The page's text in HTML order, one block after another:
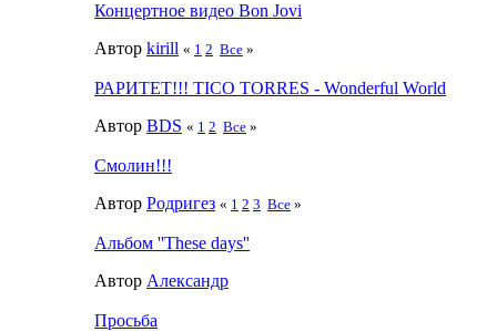
Концертное видео Bon Jovi
Автор kirill « 1 2 Все »
РАРИТЕТ!!! TICO TORRES - Wonderful World
Автор BDS « 1 2 Все »
Смолин!!!
Автор Родригез « 1 2 3 Все »
Альбом ''These days''
Автор Александр
Просьба